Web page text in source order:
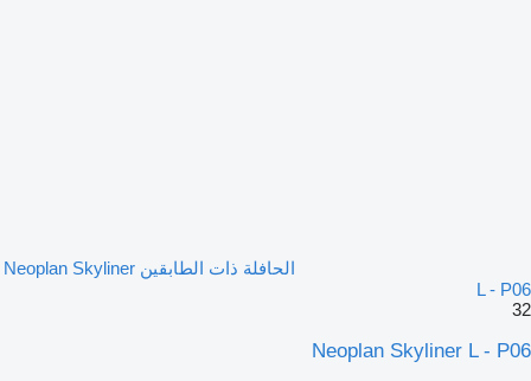
الحافلة ذات الطابقين Neoplan Skyliner
L - P06
32
Neoplan Skyliner L - P06